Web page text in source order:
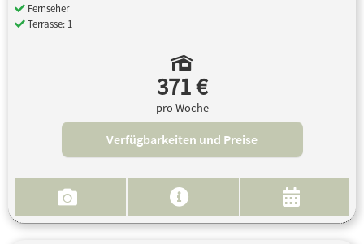
Fernseher
Terrasse: 1
371 €
pro Woche
Verfügbarkeiten und Preise